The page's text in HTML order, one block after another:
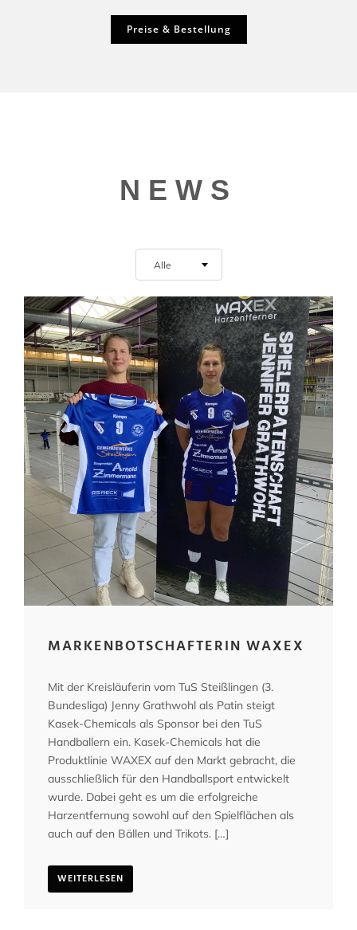
Preise & Bestellung
Preise & Bestellung
NEWS
Alle
MARKENBOTSCHAFTERIN WAXEX
Mit der Kreisläuferin vom TuS Steißlingen (3.
Bundesliga) Jenny Grathwohl als Patin steigt
Kasek-Chemicals als Sponsor bei den TuS
Handballern ein. Kasek-Chemicals hat die
Produktlinie WAXEX auf den Markt gebracht, die
ausschließlich für den Handballsport entwickelt
wurde. Dabei geht es um die erfolgreiche
Harzentfernung sowohl auf den Spielflächen als
auch auf den Bällen und Trikots. […]
WEITERLESEN